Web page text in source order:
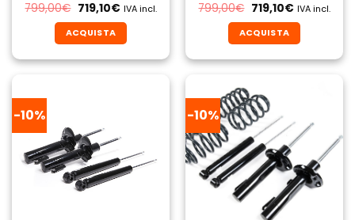
799,00€ Il
prezzo
originale
era:
799,00€.
719,10€Il
attuale
è:
719,10€.
IVA incl.
ACQUISTA
799,00€ Il
prezzo
originale
era:
799,00€.
719,10€Il
attuale
è:
719,10€.
IVA incl.
ACQUISTA
-10% -10%